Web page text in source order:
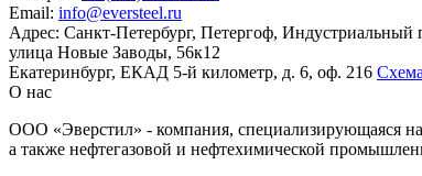
Email: info@eversteel.ru
Адрес: Санкт-Петербург, Петергоф, Индустриальный
улица Новые Заводы, 56к12
Екатеринбург, ЕКАД 5-й километр, д. 6, оф. 216
О нас
ООО «Эверстил» - компания, специализирующаяся на
а также нефтегазовой и нефтехимической